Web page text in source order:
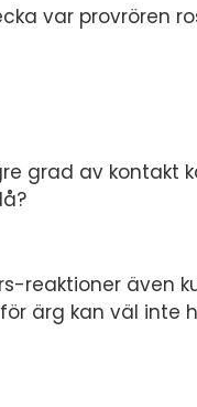
var provrören
grad av kontakt
reaktioner även
ärg kan väl inte